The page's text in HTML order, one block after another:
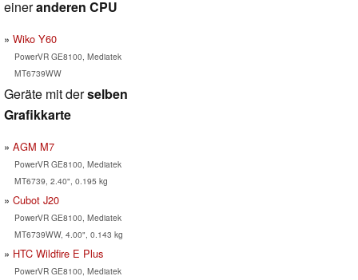
eineranderen CPU
Wiko Y60
PowerVR GE8100, Mediatek
MT6739WW
Geräte mit derselben
Grafikkarte
AGM M7
PowerVR GE8100, Mediatek
MT6739, 2.40", 0.195 kg
Cubot J20
PowerVR GE8100, Mediatek
MT6739WW, 4.00", 0.143 kg
HTC Wildfire E Plus
PowerVR GE8100, Mediatek